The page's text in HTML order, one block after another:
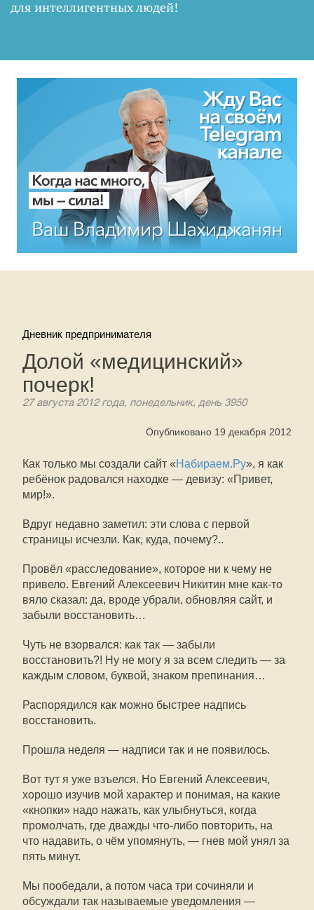
для интеллигентных людей!
Дневник предпринимателя
Долой «медицинский»
почерк!
27 августа 2012 года, понедельник, день 3950
Опубликовано 19 декабря 2012
Как только мы создали сайт «Набираем.Ру», я как
ребёнок радовался находке — девизу: «Привет,
мир!».
Вдруг недавно заметил: эти слова с первой
страницы исчезли. Как, куда, почему?..
Провёл «расследование», которое ни к чему не
привело. Евгений Алексеевич Никитин мне как-то
вяло сказал: да, вроде убрали, обновляя сайт, и
забыли восстановить…
Чуть не взорвался: как так — забыли
восстановить?! Ну не могу я за всем следить — за
каждым словом, буквой, знаком препинания…
Распорядился как можно быстрее надпись
восстановить.
Прошла неделя — надписи так и не появилось.
Вот тут я уже взъелся. Но Евгений Алексеевич,
хорошо изучив мой характер и понимая, на какие
«кнопки» надо нажать, как улыбнуться, когда
промолчать, где дважды что-либо повторить, на
что надавить, о чём упомянуть, — гнев мой унял за
пять минут.
Мы пообедали, а потом часа три сочиняли и
обсуждали так называемые уведомления —